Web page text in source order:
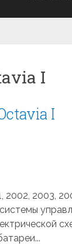
I
I
2002, 2003,